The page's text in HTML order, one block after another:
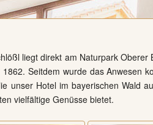
liegt direkt am Naturpark Oberer
Seitdem wurde das Anwesen
unser Hotel im bayerischen Wald
vielfältige Genüsse bietet.